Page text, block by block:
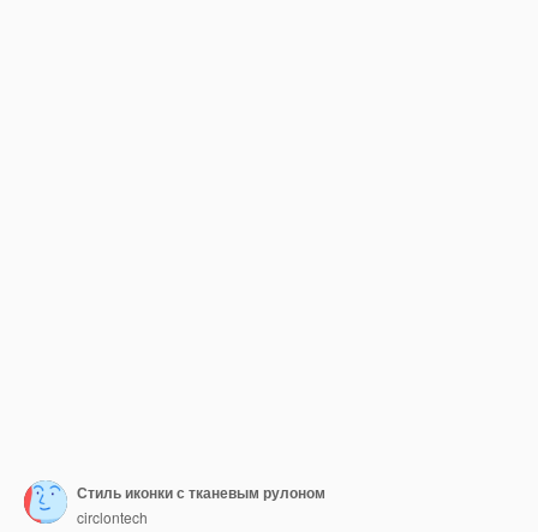
Стиль иконки с тканевым рулоном
circlontech